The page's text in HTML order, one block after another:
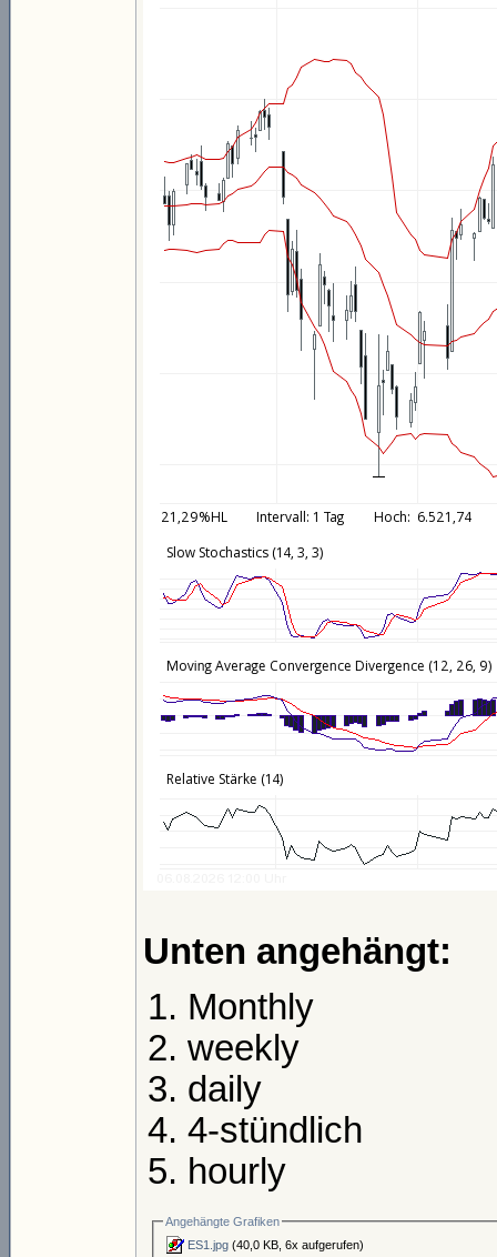
Unten angehängt:
Monthly
weekly
daily
4-stündlich
hourly
Angehängte Grafiken
ES1.jpg (40,0 KB, 6x aufgerufen)